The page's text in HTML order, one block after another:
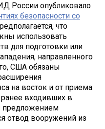
России опубликовало
безопасности со
что
использовать
для подготовки или
направленного
США обязаны
на восток и от приема
входивших в
предложением
отвод вооружений из